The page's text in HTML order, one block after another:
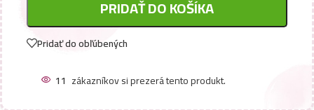
PRIDAŤ DO KOŠÍKA
Pridať do obľúbených
11 zákazníkov si prezerá tento produkt.